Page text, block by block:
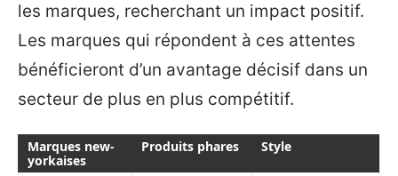
les marques, recherchant un impact positif.
Les marques qui répondent à ces attentes
bénéficieront d’un avantage décisif dans un
secteur de plus en plus compétitif.
Marques new-
yorkaises
Produits phares Style